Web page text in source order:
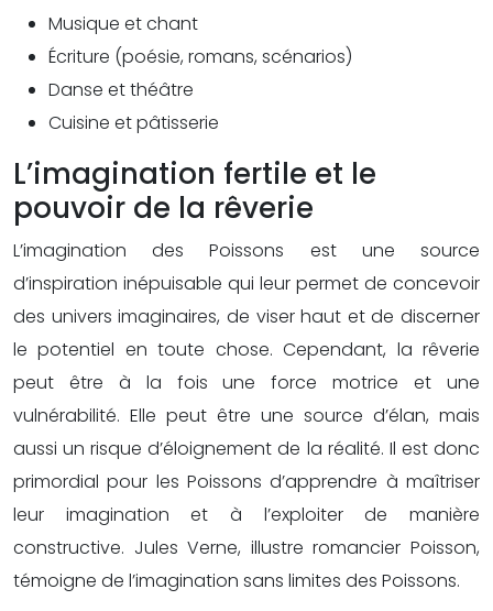
Musique et chant
Écriture (poésie, romans, scénarios)
Danse et théâtre
Cuisine et pâtisserie
L’imagination fertile et le
pouvoir de la rêverie
L’imagination des Poissons est une source
d’inspiration inépuisable qui leur permet de concevoir
des univers imaginaires, de viser haut et de discerner
le potentiel en toute chose. Cependant, la rêverie
peut être à la fois une force motrice et une
vulnérabilité. Elle peut être une source d’élan, mais
aussi un risque d’éloignement de la réalité. Il est donc
primordial pour les Poissons d’apprendre à maîtriser
leur imagination et à l’exploiter de manière
constructive. Jules Verne, illustre romancier Poisson,
témoigne de l’imagination sans limites des Poissons.